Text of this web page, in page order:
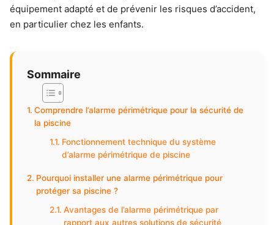
équipement adapté et de prévenir les risques d’accident,
en particulier chez les enfants.
Sommaire
Comprendre l’alarme périmétrique pour la sécurité de
la piscine
Fonctionnement technique du système
d’alarme périmétrique de piscine
Pourquoi installer une alarme périmétrique pour
protéger sa piscine ?
Avantages de l’alarme périmétrique par
rapport aux autres solutions de sécurité